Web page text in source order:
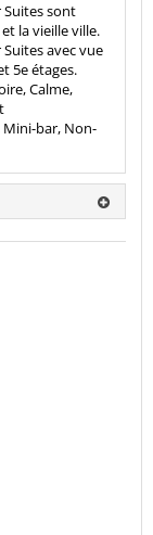
Suites sont
la vieille ville.
avec vue
5e étages.
Calme,
Mini-bar, Non-